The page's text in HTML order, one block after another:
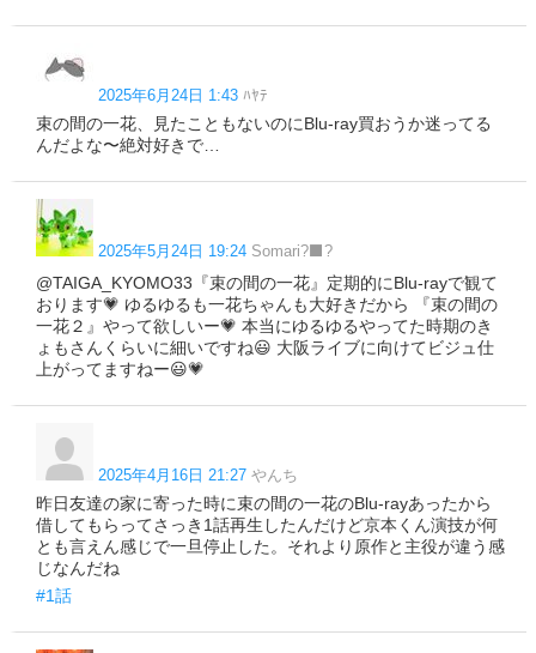
2025年6月24日 1:43 ﾊﾔﾃ
束の間の一花、見たこともないのにBlu-ray買おうか迷ってる
んだよな〜絶対好きで…
2025年5月24日 19:24 Somari?‍⬛?
@TAIGA_KYOMO33『束の間の一花』定期的にBlu-rayで観て
おります💗 ゆるゆるも一花ちゃんも大好きだから 『束の間の
一花２』やって欲しいー💗 本当にゆるゆるやってた時期のき
ょもさんくらいに細いですね😃 大阪ライブに向けてビジュ仕
上がってますねー😃💗
2025年4月16日 21:27 やんち
昨日友達の家に寄った時に束の間の一花のBlu-rayあったから
借してもらってさっき1話再生したんだけど京本くん演技が何
とも言えん感じで一旦停止した。それより原作と主役が違う感
じなんだね
#1話